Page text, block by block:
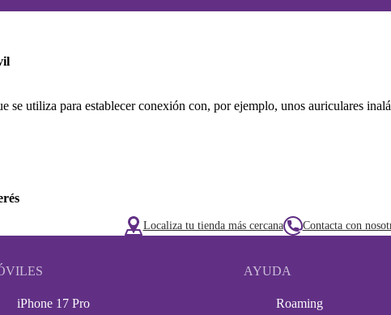
se utiliza para establecer conexión con, por ejemplo, unos auriculares
Localiza tu tienda más cercana Contacta con
iPhone 17 Pro
AYUDA
Roaming